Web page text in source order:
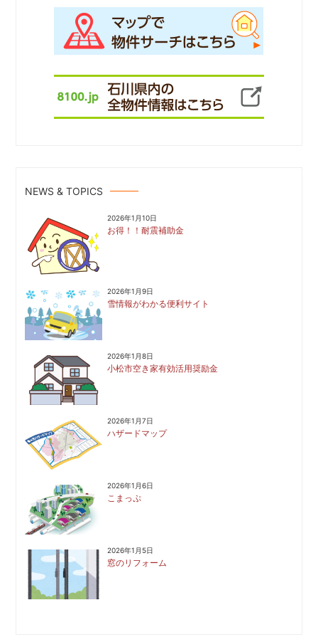
NEWS & TOPICS
2026年1月10日
お得！！耐震補助金
2026年1月9日
雪情報がわかる便利サイト
2026年1月8日
小松市空き家有効活用奨励金
2026年1月7日
ハザードマップ
2026年1月6日
こまっぷ
2026年1月5日
窓のリフォーム